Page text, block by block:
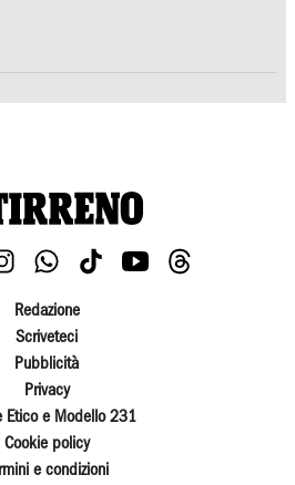
Redazione
Scriveteci
Pubblicità
Privacy
Etico e Modello 231
Cookie policy
e condizioni